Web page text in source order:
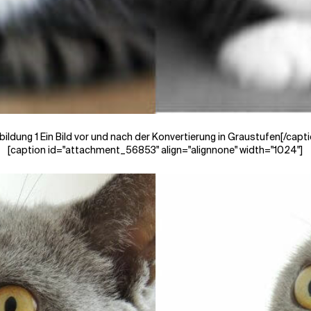
1 Ein Bild vor und nach der Konvertierung in Graustufen[/
[caption id="attachment_56853" align="alignnone" width="1024"]